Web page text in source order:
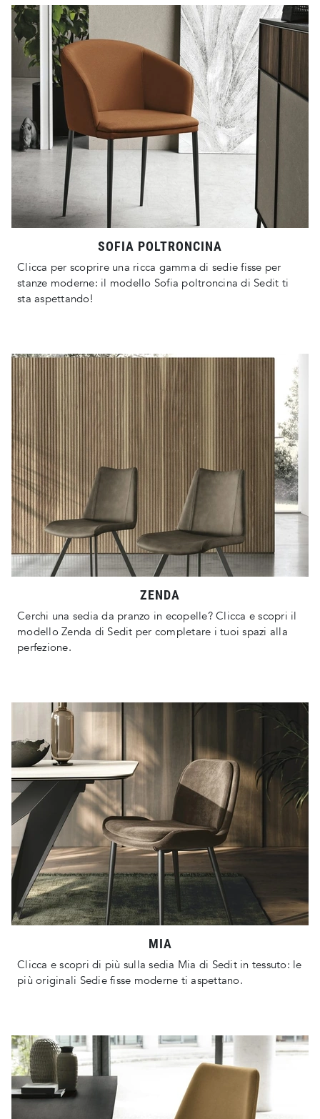
SOFIA POLTRONCINA
Clicca per scoprire una ricca gamma di sedie fisse per
stanze moderne: il modello Sofia poltroncina di Sedit ti
sta aspettando!
ZENDA
Cerchi una sedia da pranzo in ecopelle? Clicca e scopri il
modello Zenda di Sedit per completare i tuoi spazi alla
perfezione.
MIA
Clicca e scopri di più sulla sedia Mia di Sedit in tessuto: le
più originali Sedie fisse moderne ti aspettano.